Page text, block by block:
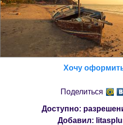
Хочу
Поделиться
Доступно:
Добавил: